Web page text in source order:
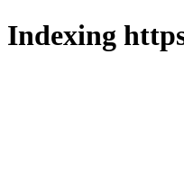
Indexing